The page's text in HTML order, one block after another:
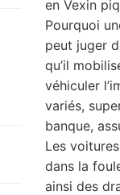
en Vexin
Pourquoi
peut juger
qu’il
véhiculer
variés,
banque,
Les
dans la
ainsi des